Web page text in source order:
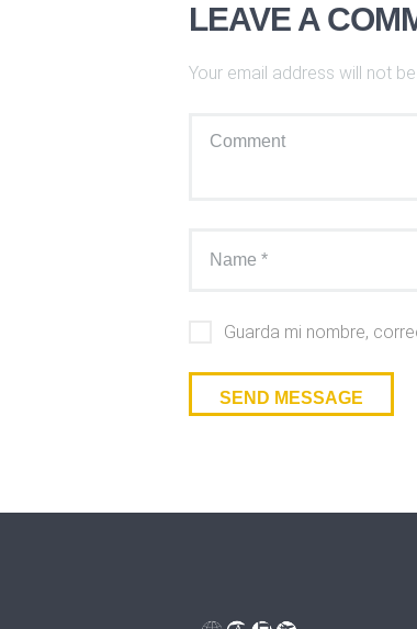
LEAVE A
Your email address will not
Guarda mi nombre,